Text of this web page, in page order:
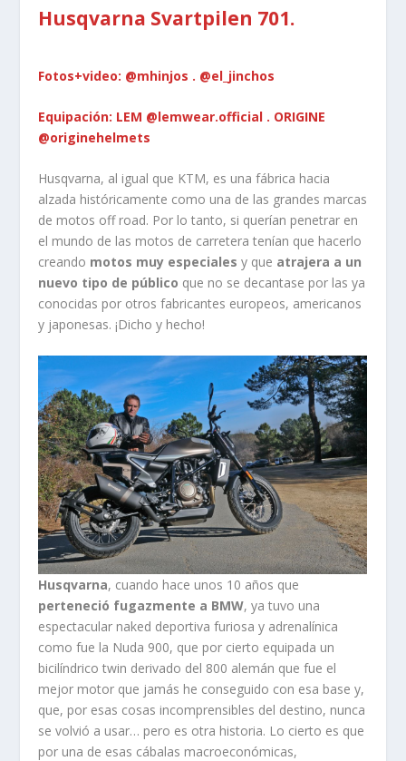
Husqvarna Svartpilen 701.
Fotos+video: @mhinjos . @el_jinchos
Equipación: LEM @lemwear.official . ORIGINE
@originehelmets
Husqvarna, al igual que KTM, es una fábrica hacia
alzada históricamente como una de las grandes marcas
de motos off road. Por lo tanto, si querían penetrar en
el mundo de las motos de carretera tenían que hacerlo
creando motos muy especiales y que atrajera a un
nuevo tipo de público que no se decantase por las ya
conocidas por otros fabricantes europeos, americanos
y japonesas. ¡Dicho y hecho!
Husqvarna, cuando hace unos 10 años que
perteneció fugazmente a BMW, ya tuvo una
espectacular naked deportiva furiosa y adrenalínica
como fue la Nuda 900, que por cierto equipada un
bicilíndrico twin derivado del 800 alemán que fue el
mejor motor que jamás he conseguido con esa base y,
que, por esas cosas incomprensibles del destino, nunca
se volvió a usar… pero es otra historia. Lo cierto es que
por una de esas cábalas macroeconómicas,